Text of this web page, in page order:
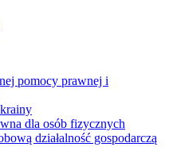
pomocy prawnej i
dla osób fizycznych
działalność gospodarczą